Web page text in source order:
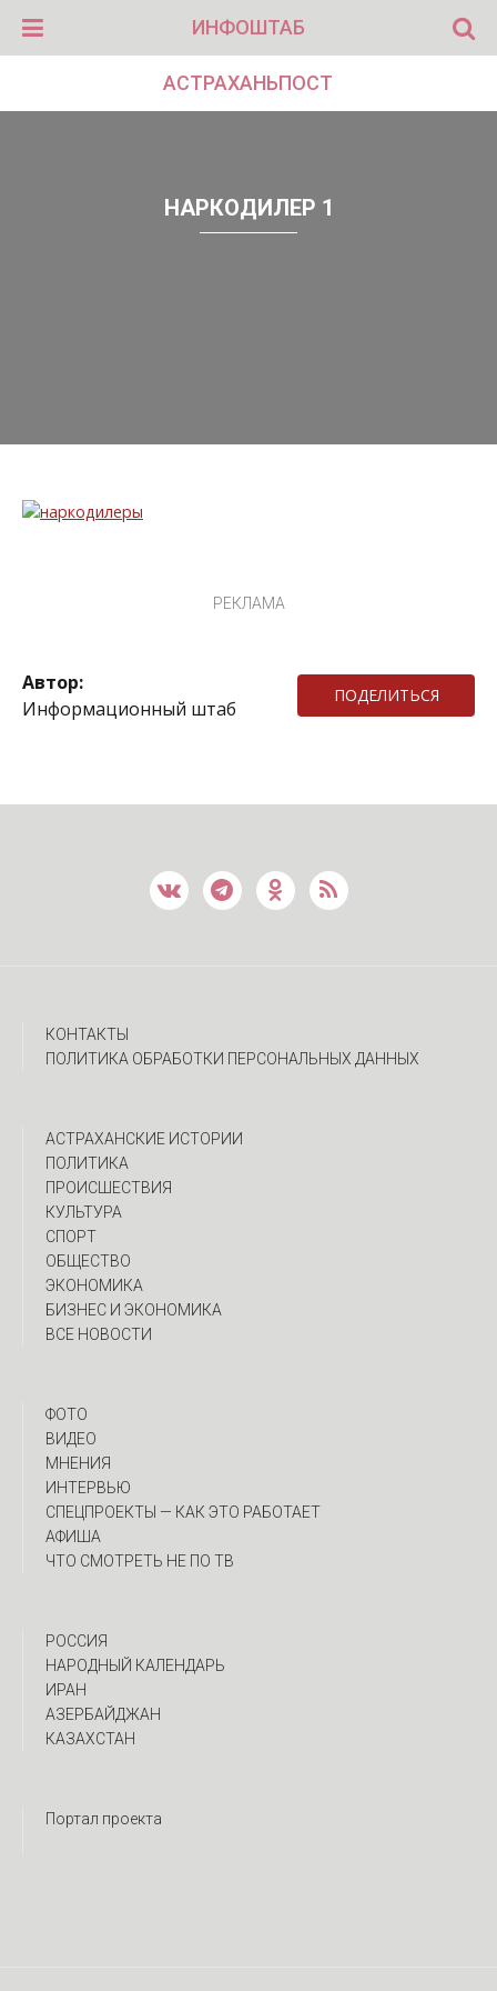
ИНФОШТАБ
АСТРАХАНЬПОСТ
НАРКОДИЛЕР 1
РЕКЛАМА
Автор:
Информационный штаб
ПОДЕЛИТЬСЯ
КОНТАКТЫ
ПОЛИТИКА ОБРАБОТКИ ПЕРСОНАЛЬНЫХ ДАННЫХ
АСТРАХАНСКИЕ ИСТОРИИ
ПОЛИТИКА
ПРОИСШЕСТВИЯ
КУЛЬТУРА
СПОРТ
ОБЩЕСТВО
ЭКОНОМИКА
БИЗНЕС И ЭКОНОМИКА
ВСЕ НОВОСТИ
ФОТО
ВИДЕО
МНЕНИЯ
ИНТЕРВЬЮ
CПЕЦПРОЕКТЫ — КАК ЭТО РАБОТАЕТ
АФИША
ЧТО СМОТРЕТЬ НЕ ПО ТВ
РОССИЯ
НАРОДНЫЙ КАЛЕНДАРЬ
ИРАН
АЗЕРБАЙДЖАН
КАЗАХСТАН
Портал проекта